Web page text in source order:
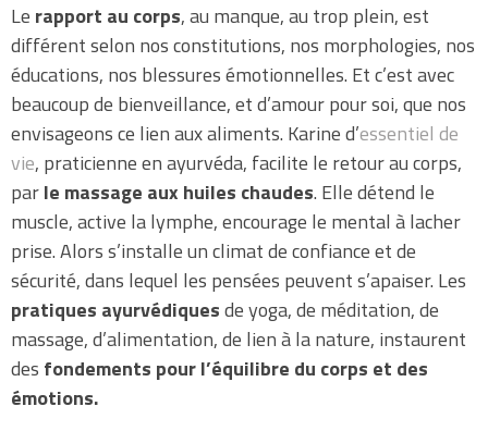
Le rapport au corps, au manque, au trop plein, est
différent selon nos constitutions, nos morphologies, nos
éducations, nos blessures émotionnelles. Et c’est avec
beaucoup de bienveillance, et d’amour pour soi, que nos
envisageons ce lien aux aliments. Karine d’essentiel de
vie, praticienne en ayurvéda, facilite le retour au corps,
parle massage aux huiles chaudes. Elle détend le
muscle, active la lymphe, encourage le mental à lacher
prise. Alors s’installe un climat de confiance et de
sécurité, dans lequel les pensées peuvent s’apaiser. Les
pratiques ayurvédiquesde yoga, de méditation, de
massage, d’alimentation, de lien à la nature, instaurent
des fondements pour l’équilibre du corps et des
émotions.